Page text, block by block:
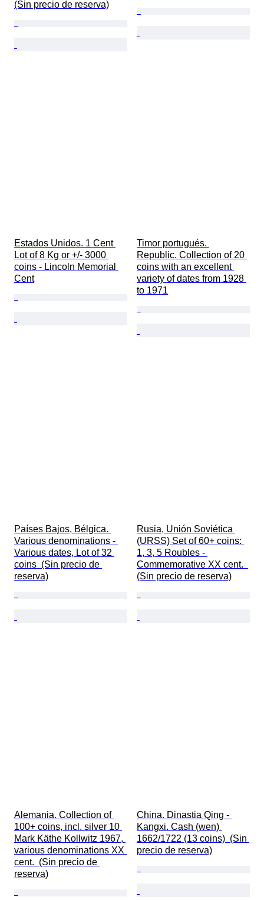
(Sin precio de reserva)
Estados Unidos. 1 Cent
Lot of 8 Kg or +/- 3000
coins - Lincoln Memorial
Cent
Timor portugués.
Republic. Collection of 20
coins with an excellent
variety of dates from 1928
to 1971
Países Bajos, Bélgica.
Various denominations -
Various dates, Lot of 32
coins  (Sin precio de
reserva)
Rusia, Unión Soviética
(URSS) Set of 60+ coins:
1, 3, 5 Roubles -
Commemorative XX cent.
(Sin precio de reserva)
Alemania. Collection of
100+ coins, incl. silver 10
Mark Käthe Kollwitz 1967,
various denominations XX
cent.  (Sin precio de
reserva)
China. Dinastia Qing -
Kangxi. Cash (wen)
1662/1722 (13 coins)  (Sin
precio de reserva)